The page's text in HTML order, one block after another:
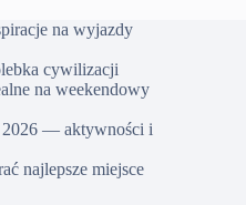
na wyjazdy
cywilizacji
na weekendowy
2026 — aktywności i
najlepsze miejsce